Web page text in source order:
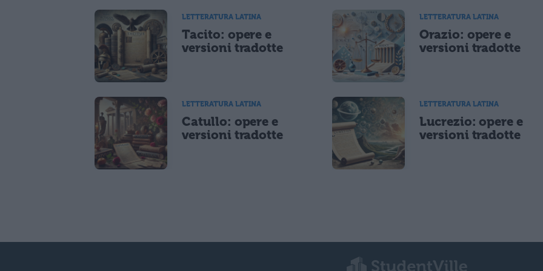
LETTERATURA LATINA
Tacito: opere e
versioni tradotte
LETTERATURA LATINA
Orazio: opere e
versioni tradotte
LETTERATURA LATINA
Catullo: opere e
versioni tradotte
LETTERATURA LATINA
Lucrezio: opere e
versioni tradotte